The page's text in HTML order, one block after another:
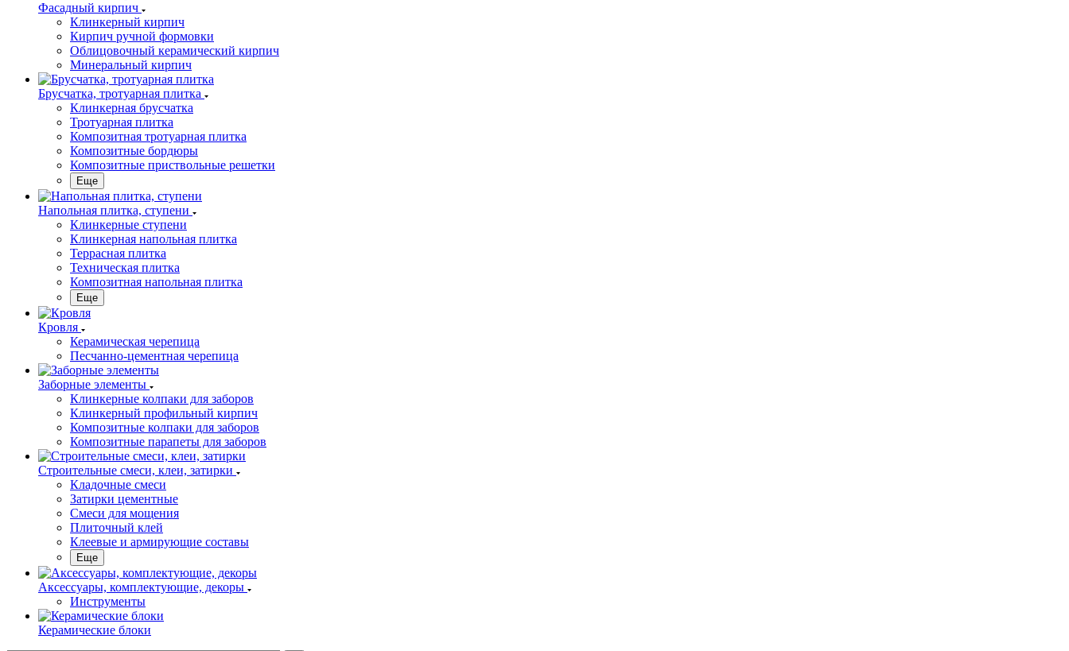
Фасадный кирпич
Клинкерный кирпич
Кирпич ручной формовки
Облицовочный керамический кирпич
Минеральный кирпич
Брусчатка, тротуарная плитка
Клинкерная брусчатка
Тротуарная плитка
Композитная тротуарная плитка
Композитные бордюры
Композитные приствольные решетки
Еще
Напольная плитка, ступени
Клинкерные ступени
Клинкерная напольная плитка
Террасная плитка
Техническая плитка
Композитная напольная плитка
Еще
Кровля
Керамическая черепица
Песчанно-цементная черепица
Заборные элементы
Клинкерные колпаки для заборов
Клинкерный профильный кирпич
Композитные колпаки для заборов
Композитные парапеты для заборов
Строительные смеси, клеи, затирки
Кладочные смеси
Затирки цементные
Смеси для мощения
Плиточный клей
Клеевые и армирующие составы
Еще
Аксессуары, комплектующие, декоры
Инструменты
Керамические блоки